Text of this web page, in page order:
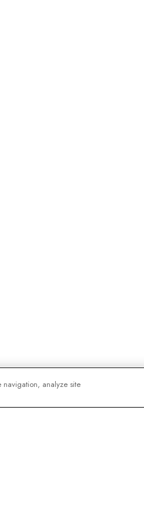
analyze site